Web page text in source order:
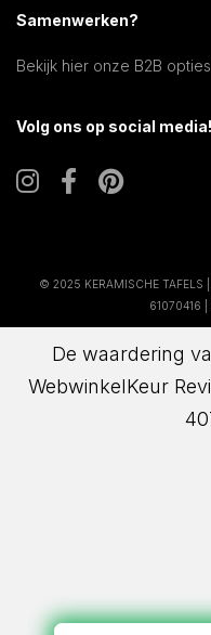
Samenwerken?
Bekijk hier onze B2B
Volg ons op social media!
© 2025 KERAMISCHE TAFELS |
61070416 |
De waardering
WebwinkelKeur